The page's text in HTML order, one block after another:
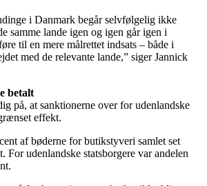
i Danmark begår selvfølgelig ikke
samme lande igen og igen går igen i
til en mere målrettet indsats – både i
med de relevante lande,” siger Jannick
betalt
på, at sanktionerne over for udenlandske
effekt.
af bøderne for butikstyveri samlet set
For udenlandske statsborgere var andelen